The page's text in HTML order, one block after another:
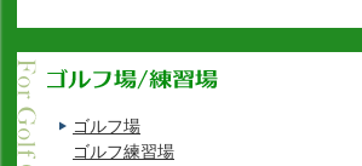
ゴルフ場
ゴルフ練習場